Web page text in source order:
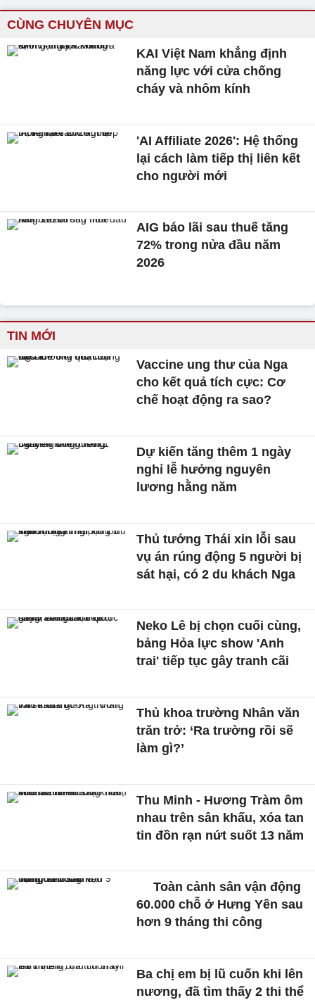
CÙNG CHUYÊN MỤC
KAI Việt Nam khẳng định
năng lực với cửa chống
cháy và nhôm kính
'AI Affiliate 2026': Hệ thống
lại cách làm tiếp thị liên kết
cho người mới
AIG báo lãi sau thuế tăng
72% trong nửa đầu năm
2026
TIN MỚI
Vaccine ung thư của Nga
cho kết quả tích cực: Cơ
chế hoạt động ra sao?
Dự kiến tăng thêm 1 ngày
nghỉ lễ hưởng nguyên
lương hằng năm
Thủ tướng Thái xin lỗi sau
vụ án rúng động 5 người bị
sát hại, có 2 du khách Nga
Neko Lê bị chọn cuối cùng,
bảng Hỏa lực show 'Anh
trai' tiếp tục gây tranh cãi
Thủ khoa trường Nhân văn
trăn trở: ‘Ra trường rồi sẽ
làm gì?’
Thu Minh - Hương Tràm ôm
nhau trên sân khấu, xóa tan
tin đồn rạn nứt suốt 13 năm
Toàn cảnh sân vận động
60.000 chỗ ở Hưng Yên sau
hơn 9 tháng thi công
Ba chị em bị lũ cuốn khi lên
nương, đã tìm thấy 2 thi thể